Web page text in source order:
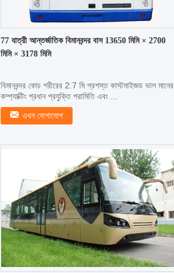
77 যাত্রী আন্তর্জাতিক বিমানবন্দর বাস 13650 মিমি × 2700
মিমি × 3178 মিমি
বিমানবন্দর কোচ শরীরের 2.7 মি প্রশস্ত কাস্টমাইজড ভাল মানের
কম্প্যাক্টিং প্রধান প্রযুক্তি পরামিতি এবং ...
এখন যোগাযোগ